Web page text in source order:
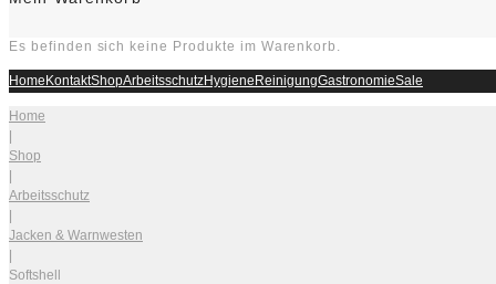
Es befinden sich keine Produkte im Warenkorb.
HomeKontaktShopArbeitsschutzHygieneReinigungGastronomieSale
Home
|
Shop
|
Arbeitsschutz
|
Jacken & Warnwesten
|
Softshell